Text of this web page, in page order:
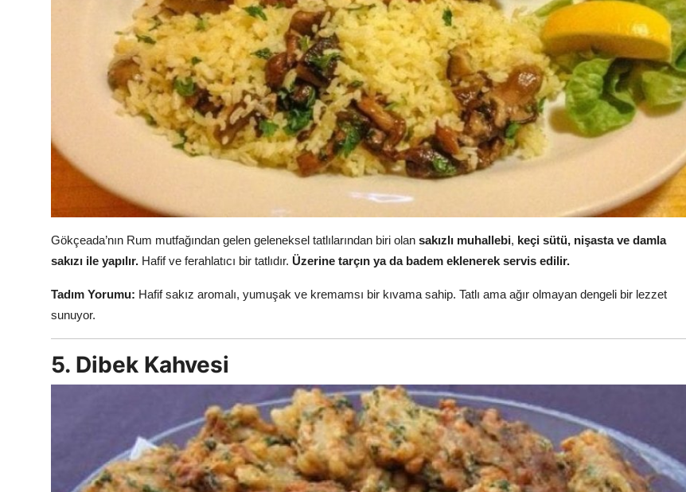
Gökçeada’nın Rum mutfağından gelen geleneksel tatlılarından biri olan sakızlı muhallebi, keçi sütü, nişasta ve damla
sakızı ile yapılır. Hafif ve ferahlatıcı bir tatlıdır. Üzerine tarçın ya da badem eklenerek servis edilir.
Tadım Yorumu: Hafif sakız aromalı, yumuşak ve kremamsı bir kıvama sahip. Tatlı ama ağır olmayan dengeli bir lezzet
sunuyor.
5. Dibek Kahvesi